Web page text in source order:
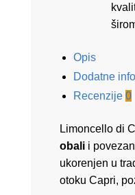
Opis
Dodatne
Recenzije 0
Limoncello di
obali i
ukorenjen u
otoku Capri,